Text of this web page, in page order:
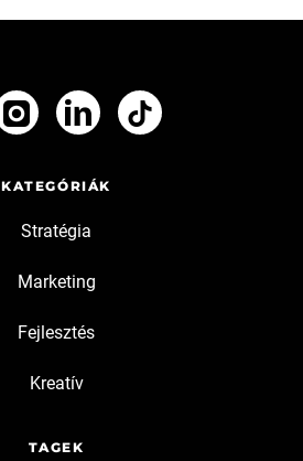
KATEGÓRIÁK
Stratégia
Marketing
Fejlesztés
Kreatív
TAGEK